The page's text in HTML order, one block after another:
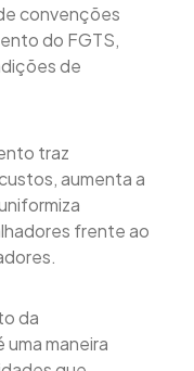
convenções
do FGTS,
de
traz
aumenta a
frente ao
da
maneira